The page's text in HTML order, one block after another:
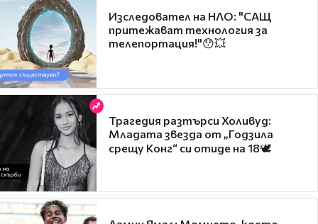
Изследовател на НЛО: "САЩ
притежават технология за
телепортация!"😯💥
Трагедия разтърси Холивуд:
Младата звезда от „Годзила
срещу Конг“ си отиде на 18🕊️